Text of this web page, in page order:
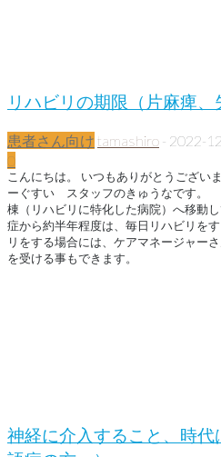
リハビリの期限（片麻痺、
患者さん向け tamashiro - 2022-
0
こんにちは。 いつもありがとうござい
ーぐすい スタッフのきゅうなです。
棟（リハビリに特化した病院）へ移動
症から約半年程度は、毎日リハビリを
リをする場合には、ケアマネージャー
を受ける事もできます。
神経に介入すること、時